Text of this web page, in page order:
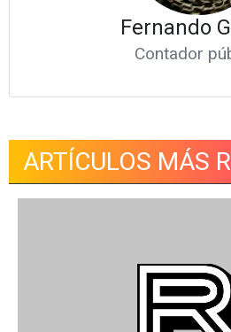
Fernando
Contador
ARTÍCULOS MÁS